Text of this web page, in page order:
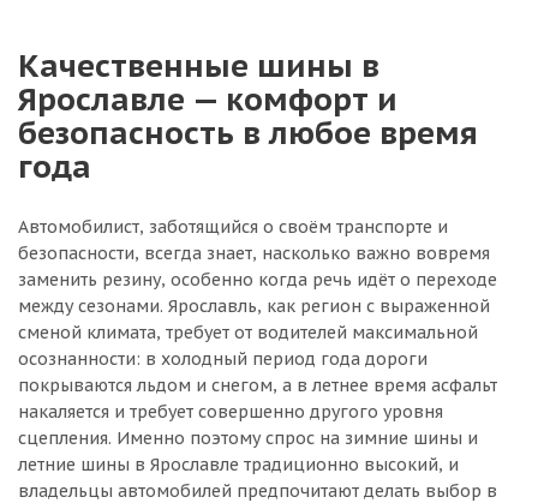
Качественные шины в
Ярославле — комфорт и
безопасность в любое время
года
Автомобилист, заботящийся о своём транспорте и
безопасности, всегда знает, насколько важно вовремя
заменить резину, особенно когда речь идёт о переходе
между сезонами. Ярославль, как регион с выраженной
сменой климата, требует от водителей максимальной
осознанности: в холодный период года дороги
покрываются льдом и снегом, а в летнее время асфальт
накаляется и требует совершенно другого уровня
сцепления. Именно поэтому спрос на зимние шины и
летние шины в Ярославле традиционно высокий, и
владельцы автомобилей предпочитают делать выбор в